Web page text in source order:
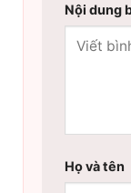
Nội dung
Họ và tên